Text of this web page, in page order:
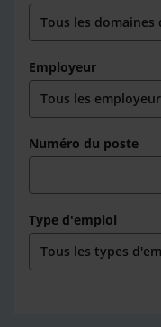
Employeur
Numéro du poste
Type d'emploi